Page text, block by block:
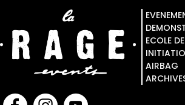
ECOLE
AIRBAG